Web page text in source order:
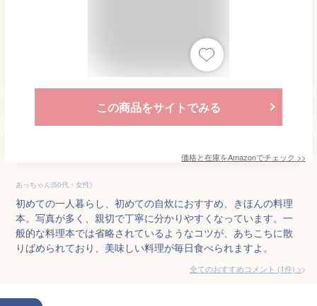
この商品をサイトでみる
価格と在庫をAmazonでチェック >>
あっちゃん(50代・女性)
初めての一人暮らし、初めての自炊におすすめ、きほんの料理
本。写真が多く、親切で丁寧に分かりやすくなっています。一
般的な料理本では省略されているようなコツが、あちこちに散
りばめられており、美味しい料理が毎日食べられますよ。
全てのおすすめコメント (1件) >